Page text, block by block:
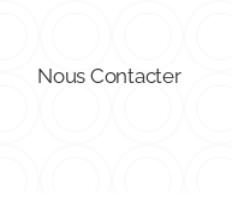
Nous Contacter